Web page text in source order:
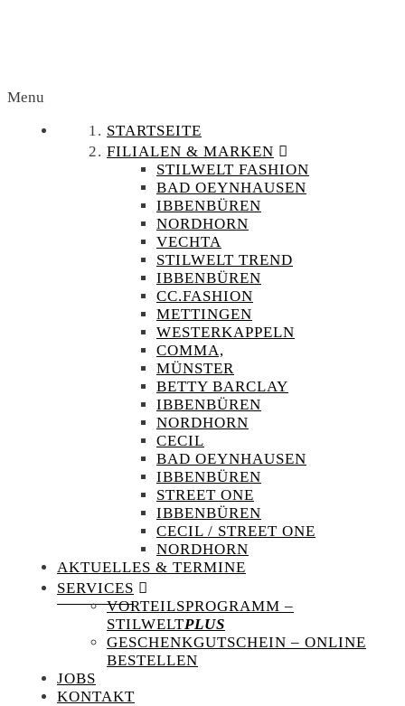
Menu
STARTSEITE
FILIALEN & MARKEN
STILWELT FASHION
BAD OEYNHAUSEN
IBBENBÜREN
NORDHORN
VECHTA
STILWELT TREND
IBBENBÜREN
CC.FASHION
METTINGEN
WESTERKAPPELN
COMMA,
MÜNSTER
BETTY BARCLAY
IBBENBÜREN
NORDHORN
CECIL
BAD OEYNHAUSEN
IBBENBÜREN
STREET ONE
IBBENBÜREN
CECIL / STREET ONE
NORDHORN
AKTUELLES & TERMINE
SERVICES
VORTEILSPROGRAMM –
STILWELTPLUS
GESCHENKGUTSCHEIN – ONLINE
BESTELLEN
JOBS
KONTAKT